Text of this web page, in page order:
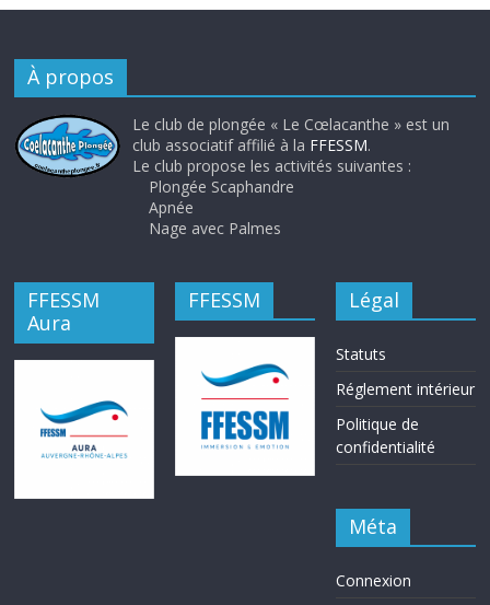
À propos
Le club de plongée « Le Cœlacanthe » est un
club associatif affilié à la FFESSM.
Le club propose les activités suivantes :
Plongée Scaphandre
Apnée
Nage avec Palmes
FFESSM
Aura
FFESSM Légal
Statuts
Réglement intérieur
Politique de
confidentialité
Méta
Connexion